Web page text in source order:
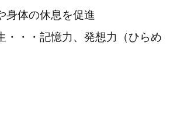
身体の休息を促進
・・・記憶力、発想力（ひらめ